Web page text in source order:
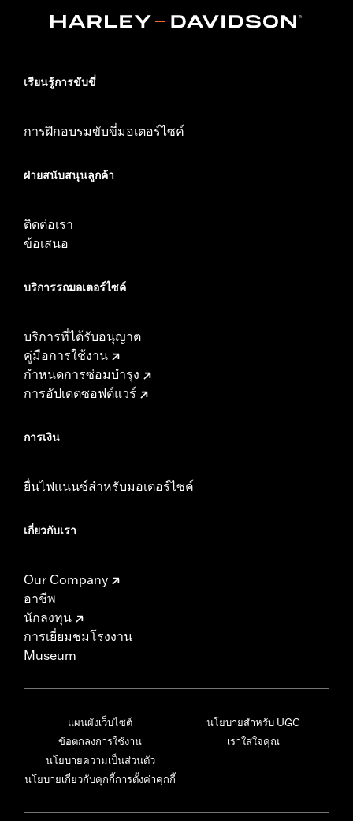
เรียนรู้การขับขี่
การฝึกอบรมขับขี่มอเตอร์ไซค์
ฝ่ายสนับสนุนลูกค้า
ติดต่อเรา
ข้อเสนอ
บริการรถมอเตอร์ไซค์​
บริการที่ได้รับอนุญาต
คู่มือการใช้งาน
กำหนดการซ่อมบำรุง
การอัปเดตซอฟต์แวร์
การเงิน
ยื่นไฟแนนซ์สำหรับมอเตอร์ไซค์
เกี่ยวกับเรา
Our Company
อาชีพ
นักลงทุน
การเยี่ยมชมโรงงาน
Museum
แผนผังเว็บไซต์
ข้อตกลงการใช้งาน
นโยบายความเป็นส่วนตัว
นโยบายเกี่ยวกับคุกกี้การตั้งค่าคุกกี้
นโยบายสำหรับ UGC
เราใส่ใจคุณ